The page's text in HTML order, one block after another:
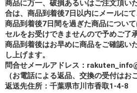
商品に万一、破損あるいはご注文頂い
合は、商品到着後7日以内にメールにて
商品到着後7日間を過ぎた商品につい
セルをお受けできませんので予めご了
商品到着後はお早めに商品をご確認い
し上げます。
問合せメールアドレス：
（お電話による返品、交換の受付はお
返送先住所：千葉県市川市香取1-4-8